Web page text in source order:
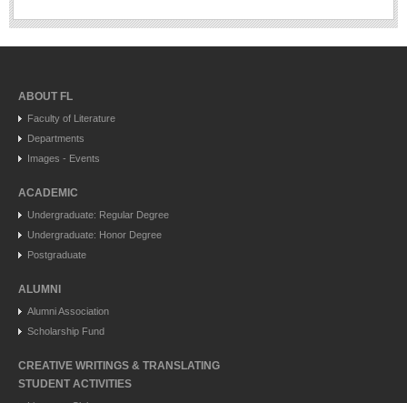
ABOUT FL
Faculty of Literature
Departments
Images - Events
ACADEMIC
Undergraduate: Regular Degree
Undergraduate: Honor Degree
Postgraduate
ALUMNI
Alumni Association
Scholarship Fund
CREATIVE WRITINGS & TRANSLATING
STUDENT ACTIVITIES